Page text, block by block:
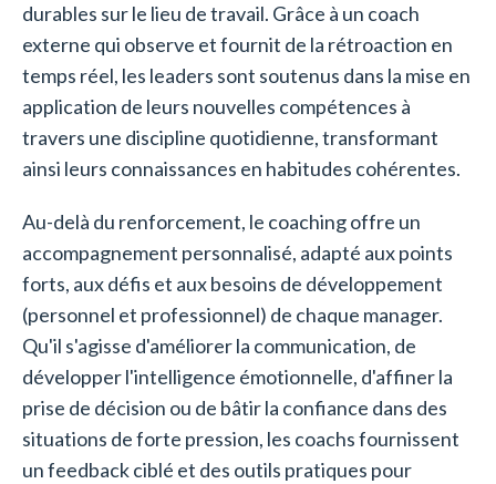
durables sur le lieu de travail. Grâce à un coach
externe qui observe et fournit de la rétroaction en
temps réel, les leaders sont soutenus dans la mise en
application de leurs nouvelles compétences à
travers une discipline quotidienne, transformant
ainsi leurs connaissances en habitudes cohérentes.
Au-delà du renforcement, le coaching offre un
accompagnement personnalisé, adapté aux points
forts, aux défis et aux besoins de développement
(personnel et professionnel) de chaque manager.
Qu'il s'agisse d'améliorer la communication, de
développer l'intelligence émotionnelle, d'affiner la
prise de décision ou de bâtir la confiance dans des
situations de forte pression, les coachs fournissent
un feedback ciblé et des outils pratiques pour